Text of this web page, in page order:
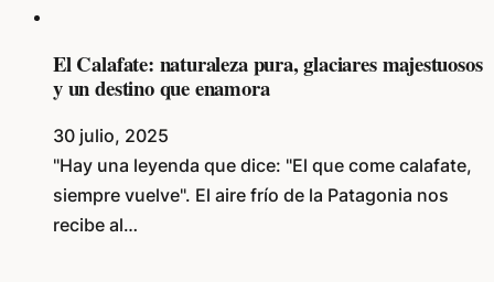
El Calafate: naturaleza pura, glaciares majestuosos
y un destino que enamora
30 julio, 2025
"Hay una leyenda que dice: "El que come calafate,
siempre vuelve". El aire frío de la Patagonia nos
recibe al…